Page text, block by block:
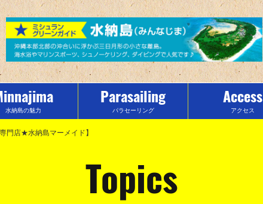
水納島の魅力
Parasailing
パラセーリング
Access
アクセス
門店★水納島マーメイド】
Topics